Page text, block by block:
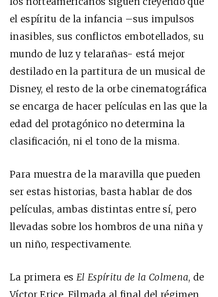
el espíritu de la infancia –sus impulsos
inasibles, sus conflictos embotellados, su
mundo de luz y telarañas- está mejor
destilado en la partitura de un musical de
Disney, el resto de la orbe cinematográfica
se encarga de hacer películas en las que la
edad del protagónico no determina la
clasificación, ni el tono de la misma.
Para muestra de la maravilla que pueden
ser estas historias, basta hablar de dos
películas, ambas distintas entre sí, pero
llevadas sobre los hombros de una niña y
un niño, respectivamente.
La primera es El Espíritu de la Colmena, de